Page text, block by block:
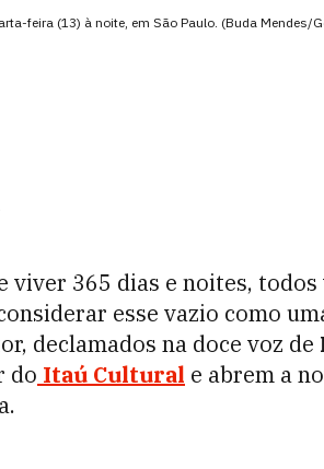
feira (13) à noite, em São Paulo. (Buda Mendes/
viver 365 dias e noites,
esse vazio como
declamados na doce voz de
do Itaú Cultural e abrem a